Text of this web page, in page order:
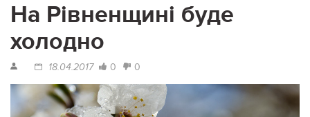
На Рівненщині буде
холодно
18.04.2017 0 0